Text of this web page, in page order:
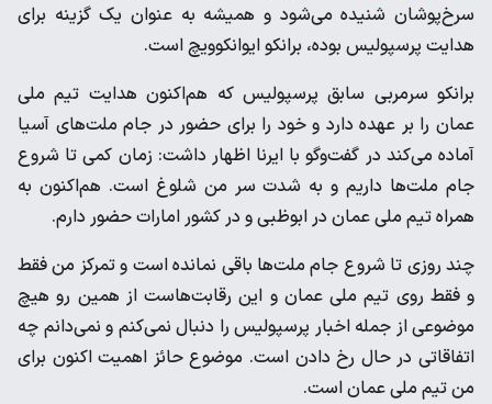
سرخ‌پوشان شنیده می‌شود و همیشه به عنوان یک گزینه برای
هدایت پرسپولیس بوده، برانکو ایوانکوویچ است.
برانکو سرمربی سابق پرسپولیس که هم‌اکنون هدایت تیم ملی
عمان را بر عهده دارد و خود را برای حضور در جام ملت‌های آسیا
آماده می‌کند در گفت‌وگو با ایرنا اظهار داشت: زمان کمی تا شروع
جام ملت‌ها داریم و به شدت سر من شلوغ است. هم‌اکنون به
همراه تیم ملی عمان در ابوظبی و در کشور امارات حضور دارم.
چند روزی تا شروع جام ملت‌ها باقی نمانده است و تمرکز من فقط
و فقط روی تیم ملی عمان و این رقابت‌هاست از همین رو هیچ
موضوعی از جمله اخبار پرسپولیس را دنبال نمی‌کنم و نمی‌دانم چه
اتفاقاتی در حال رخ دادن است. موضوع حائز اهمیت اکنون برای
من تیم ملی عمان است.